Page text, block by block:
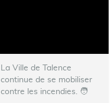
La Ville de Talence
continue de se mobiliser
contre les incendies. ‍🧑‍